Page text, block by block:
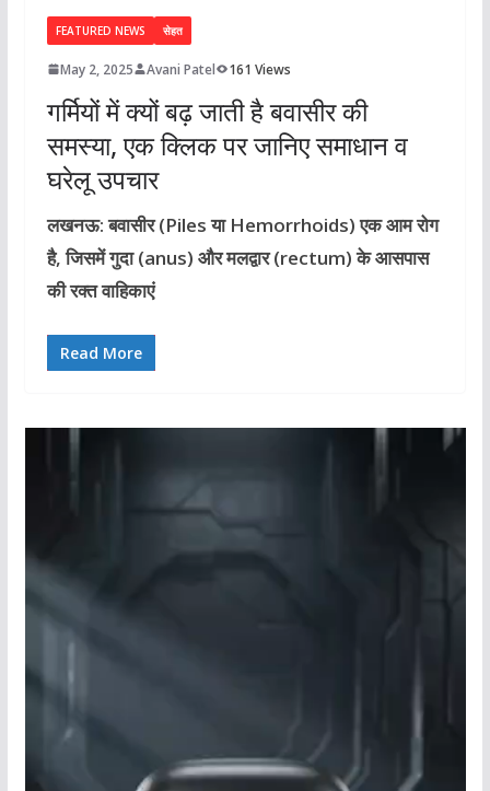
FEATURED NEWS सेहत
May 2, 2025 Avani Patel 161 Views
गर्मियों में क्यों बढ़ जाती है बवासीर की
समस्या, एक क्लिक पर जानिए समाधान व
घरेलू उपचार
लखनऊ: बवासीर (Piles या Hemorrhoids) एक आम रोग
है, जिसमें गुदा (anus) और मलद्वार (rectum) के आसपास
की रक्त वाहिकाएं
Read More